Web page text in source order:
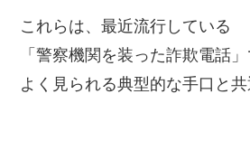
これらは、最近流行している
「警察機関を装った詐欺電話
よく見られる典型的な手口と共